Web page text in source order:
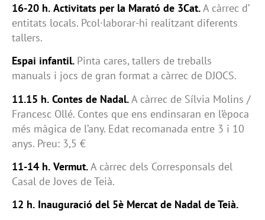
16-20 h. Activitats per la Marató de 3Cat.A càrrec d’
entitats locals. Pcol·laborar-hi realitzant diferents
tallers.
Espai infantil. Pinta cares, tallers de treballs
manuals i jocs de gran format a càrrec de DJOCS.
11.15 h. Contes de Nadal.A càrrec de Sílvia Molins /
Francesc Ollé. Contes que ens endinsaran en l’època
més màgica de l’any. Edat recomanada entre 3 i 10
anys. Preu: 3,5 €
11-14 h. Vermut.A càrrec dels Corresponsals del
Casal de Joves de Teià.
12 h. Inauguració del 5è Mercat de Nadal de Teià.